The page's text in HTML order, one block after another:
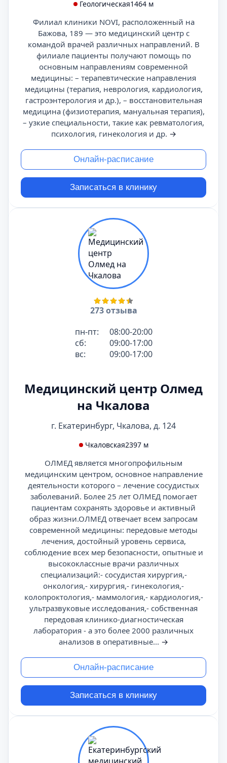
Геологическая1464 м
Филиал клиники NOVI, расположенный на
Бажова, 189 — это медицинский центр с
командой врачей различных направлений. В
филиале пациенты получают помощь по
основным направлениям современной
медицины: – терапевтические направления
медицины (терапия, неврология, кардиология,
гастроэнтерология и др.), – восстановительная
медицина (физиотерапия, мануальная терапия),
– узкие специальности, такие как ревматология,
психология, гинекология и др. →
Онлайн-расписание
Записаться в клинику
273 отзыва
пн-пт:
08:00-20:00
сб:
09:00-17:00
вс:
09:00-17:00
Медицинский центр Олмед
на Чкалова
г. Екатеринбург, Чкалова, д. 124
Чкаловская2397 м
ОЛМЕД является многопрофильным
медицинским центром, основное направление
деятельности которого – лечение сосудистых
заболеваний. Более 25 лет ОЛМЕД помогает
пациентам сохранять здоровье и активный
образ жизни.ОЛМЕД отвечает всем запросам
современной медицины: передовые методы
лечения, достойный уровень сервиса,
соблюдение всех мер безопасности, опытные и
высококлассные врачи различных
специализаций:- сосудистая хирургия,-
онкология,- хирургия,- гинекология,-
колопроктология,- маммология,- кардиология,-
ультразвуковые исследования,- собственная
передовая клинико-диагностическая
лаборатория - а это более 2000 различных
анализов в оперативные... →
Онлайн-расписание
Записаться в клинику